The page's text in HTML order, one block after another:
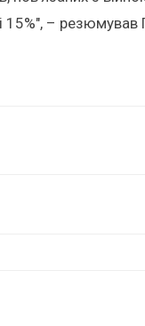
15%", –